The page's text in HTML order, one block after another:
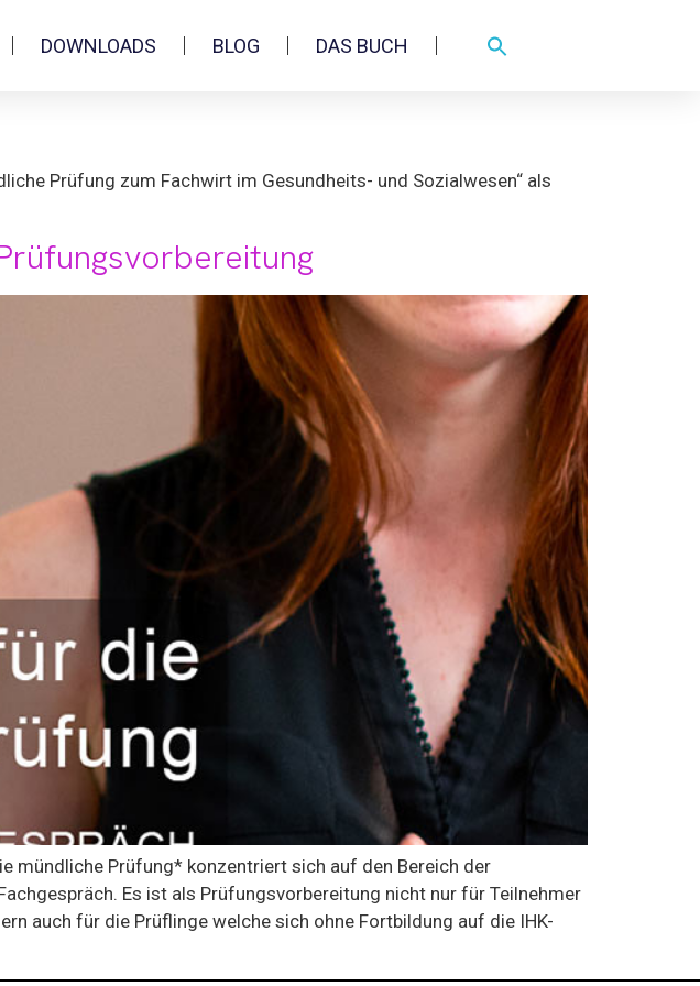
DOWNLOADS BLOG DAS BUCH
Prüfung zum Fachwirt im Gesundheits- und Sozialwesen“ als
mündliche Prüfung* konzentriert sich auf den Bereich der
Es ist als Prüfungsvorbereitung nicht nur für Teilnehmer
auch für die Prüflinge welche sich ohne Fortbildung auf die IHK-